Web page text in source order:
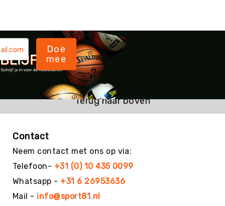
MRT
Fijne
motoriek
Voelen
&
aanraken
Coördineren
Balanceren
Balvaardigheid
Overig
Beweeg
Wijs
Doe
mee
Terug naar boven
Contact
Neem contact met ons op via:
Telefoon- +31 (0) 10 435 0099
Whatsapp - +31 6 26953636
Mail - info@sport81.nl